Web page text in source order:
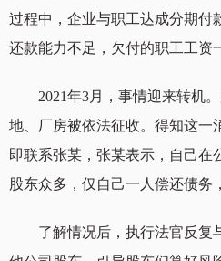
过程中，企业与职工达成分期付
还款能力不足，欠付的职工工资
2021年3月，事情迎来转机。
地、厂房被依法征收。得知这一
即联系张某，张某表示，自己在
股东众多，仅自己一人偿还债务
了解情况后，执行法官反复